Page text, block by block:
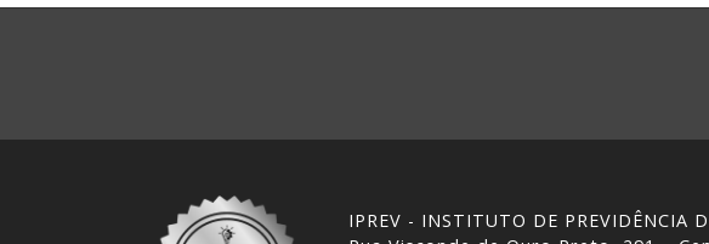
IPREV - INSTITUTO DE PREVIDÊNCIA